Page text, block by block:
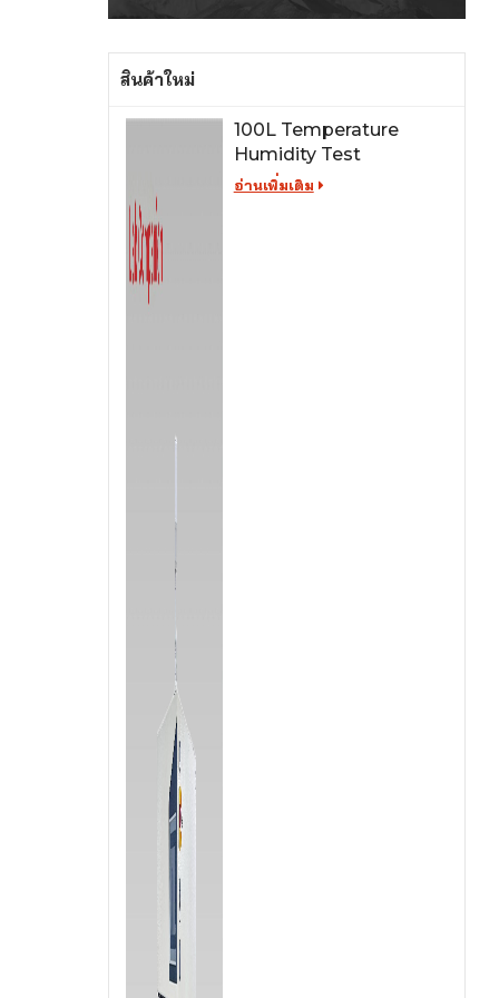
สินค้าใหม่
100L Temperature
Humidity Test
Chamber for Lab
อ่านเพิ่มเติม